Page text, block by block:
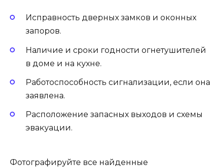
Исправность дверных замков и оконных
запоров.
Наличие и сроки годности огнетушителей
в доме и на кухне.
Работоспособность сигнализации, если она
заявлена.
Расположение запасных выходов и схемы
эвакуации.
Фотографируйте все найденные